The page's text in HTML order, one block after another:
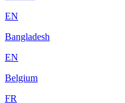
EN
Bangladesh
EN
Belgium
FR